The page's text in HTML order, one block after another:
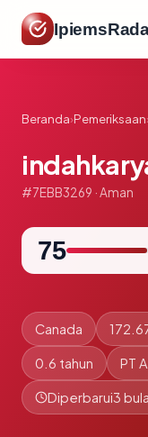
Beranda›Pemeriksaan
#7EBB3269 · Aman
75
Canada
0.6 tahun PT
Diperbarui3